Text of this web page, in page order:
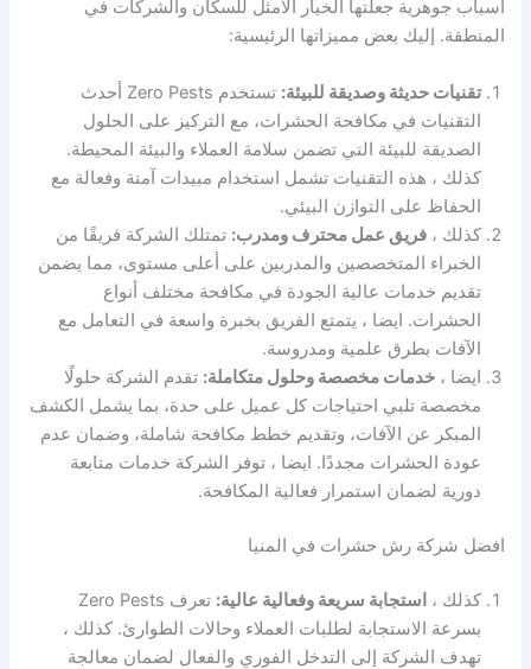
أسباب جوهرية جعلتها الخيار الأمثل للسكان والشركات في
المنطقة. إليك بعض مميزاتها الرئيسية:
تقنيات حديثة وصديقة للبيئة:
تستخدم Zero Pests أحدث
التقنيات في مكافحة الحشرات، مع التركيز على الحلول
الصديقة للبيئة التي تضمن سلامة العملاء والبيئة المحيطة.
كذلك ، هذه التقنيات تشمل استخدام مبيدات آمنة وفعالة مع
الحفاظ على التوازن البيئي.
كذلك ،فريق عمل محترف ومدرب: تمتلك الشركة فريقًا من
الخبراء المتخصصين والمدربين على أعلى مستوى، مما يضمن
تقديم خدمات عالية الجودة في مكافحة مختلف أنواع
الحشرات. ايضا ، يتمتع الفريق بخبرة واسعة في التعامل مع
الآفات بطرق علمية ومدروسة.
ايضا ،خدمات مخصصة وحلول متكاملة: تقدم الشركة حلولًا
مخصصة تلبي احتياجات كل عميل على حدة، بما يشمل الكشف
المبكر عن الآفات، وتقديم خطط مكافحة شاملة، وضمان عدم
عودة الحشرات مجددًا. ايضا ، توفر الشركة خدمات متابعة
دورية لضمان استمرار فعالية المكافحة.
افضل شركة رش حشرات في المنيا
كذلك ، استجابة سريعة وفعالية عالية:
تعرف Zero Pests
بسرعة الاستجابة لطلبات العملاء وحالات الطوارئ. كذلك ،
تهدف الشركة إلى التدخل الفوري والفعال لضمان معالجة